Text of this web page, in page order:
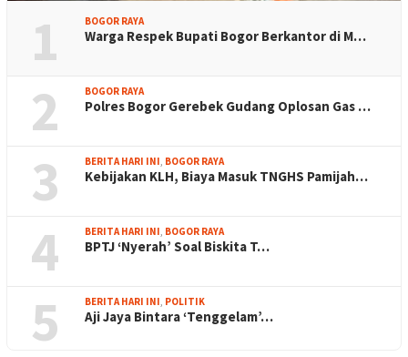
1 BOGOR RAYA
Warga Respek Bupati Bogor Berkantor di M…
2 BOGOR RAYA
Polres Bogor Gerebek Gudang Oplosan Gas …
3 BERITA HARI INI, BOGOR RAYA
Kebijakan KLH, Biaya Masuk TNGHS Pamijah…
4 BERITA HARI INI, BOGOR RAYA
BPTJ ‘Nyerah’ Soal Biskita T…
5 BERITA HARI INI, POLITIK
Aji Jaya Bintara ‘Tenggelam’…